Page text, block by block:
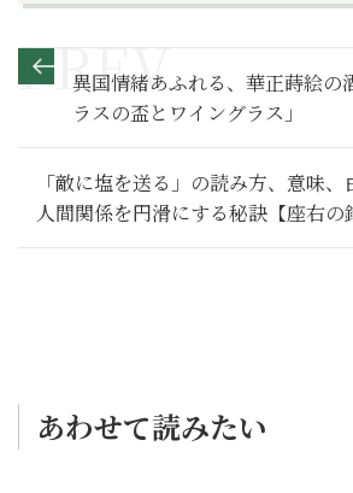
異国情緒あふれる、華正蒔絵の
ラスの盃とワイングラス」
「敵に塩を送る」の読み方、意味、
人間関係を円滑にする秘訣【座右の
葉】
あわせて読みたい